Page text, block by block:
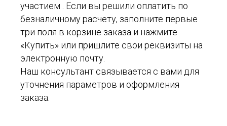
участием . Если вы решили оплатить по
безналичному расчету, заполните первые
три поля в корзине заказа и нажмите
«Купить» или пришлите свои реквизиты на
электронную почту.
Наш консультант связывается с вами для
уточнения параметров и оформления
заказа.